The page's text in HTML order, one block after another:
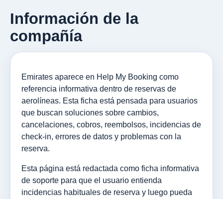
Información de la
compañía
Emirates aparece en Help My Booking como
referencia informativa dentro de reservas de
aerolíneas. Esta ficha está pensada para usuarios
que buscan soluciones sobre cambios,
cancelaciones, cobros, reembolsos, incidencias de
check-in, errores de datos y problemas con la
reserva.
Esta página está redactada como ficha informativa
de soporte para que el usuario entienda
incidencias habituales de reserva y luego pueda